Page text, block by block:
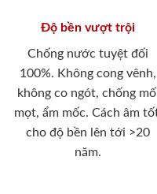
Độ bền vượt trội
Chống nước tuyệt đối
100%. Không cong vênh,
không co ngót, chống
mọt, ẩm mốc. Cách âm
cho độ bền lên tới >20
năm.